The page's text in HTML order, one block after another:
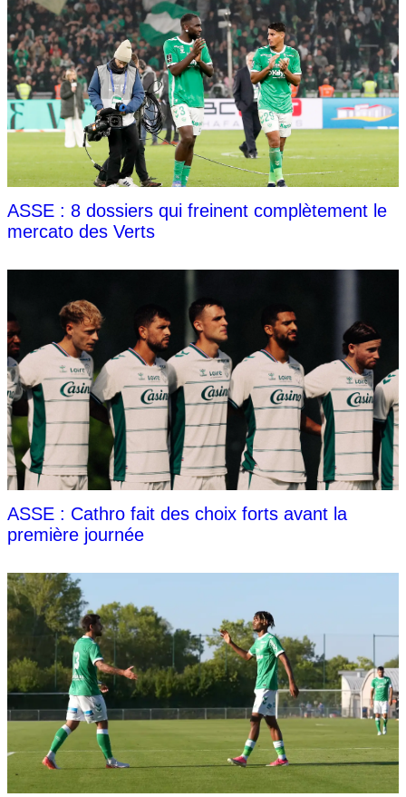
ASSE : 8 dossiers qui freinent complètement le
mercato des Verts
ASSE : Cathro fait des choix forts avant la
première journée